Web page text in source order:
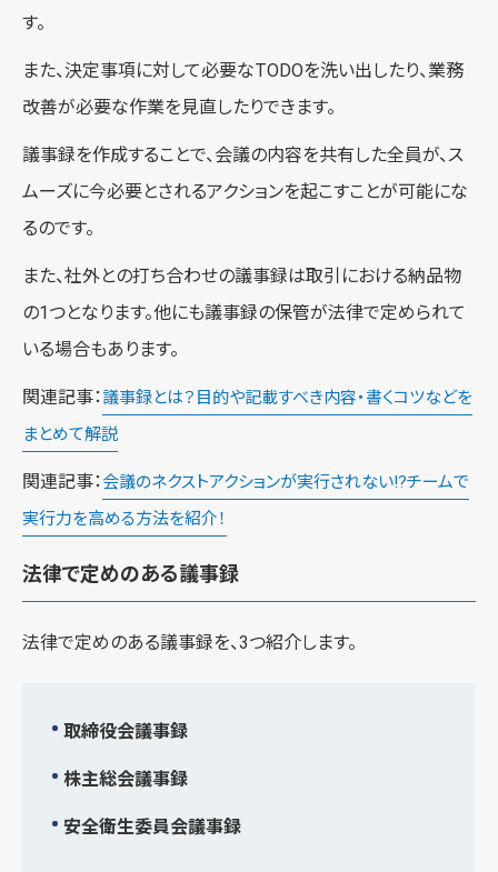
す。
また、決定事項に対して必要なTODOを洗い出したり、業務
改善が必要な作業を見直したりできます。
議事録を作成することで、会議の内容を共有した全員が、ス
ムーズに今必要とされるアクションを起こすことが可能にな
るのです。
また、社外との打ち合わせの議事録は取引における納品物
の1つとなります。他にも議事録の保管が法律で定められて
いる場合もあります。
関連記事： 議事録とは？目的や記載すべき内容・書くコツなどを
まとめて解説
関連記事： 会議のネクストアクションが実行されない!?チームで
実行力を高める方法を紹介！
法律で定めのある議事録
法律で定めのある議事録を、3つ紹介します。
取締役会議事録
株主総会議事録
安全衛生委員会議事録